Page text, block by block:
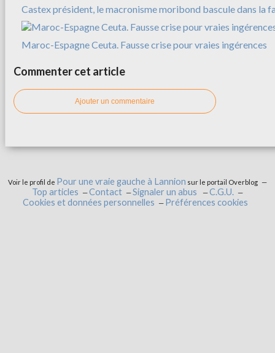
Castex président, le macronisme moribond bascule dans la
Maroc-Espagne Ceuta. Fausse crise pour vraies ingérences
Commenter cet article
Ajouter un commentaire
Voir le profil de Pour une vraie gauche à Lannion sur le portail Overblog
Top articles Contact Signaler un abus
C.G.U.
Cookies et données personnelles
Préférences cookies